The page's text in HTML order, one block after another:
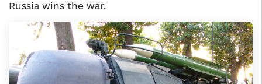
Russia wins the war.